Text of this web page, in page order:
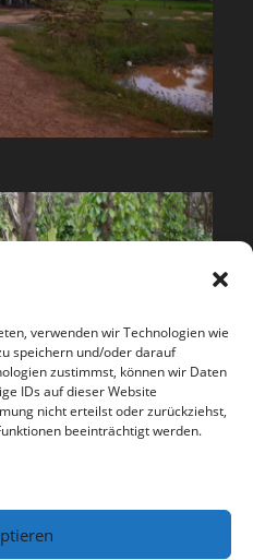
verwenden wir Technologien wie
speichern und/oder darauf
zustimmst, können wir Daten
IDs auf dieser Website
nicht erteilst oder zurückziehst,
beeinträchtigt werden.